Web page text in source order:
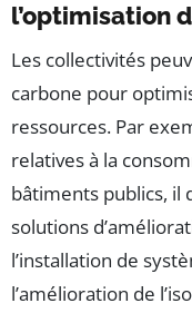
l’optimisation
Les collectivités
carbone pour
ressources. Par
relatives à la
bâtiments publics, il
solutions
l’installation de
l’amélioration de